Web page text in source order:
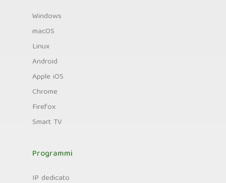
Windows
macOS
Linux
Android
Apple iOS
Chrome
Firefox
Smart TV
Programmi
IP dedicato